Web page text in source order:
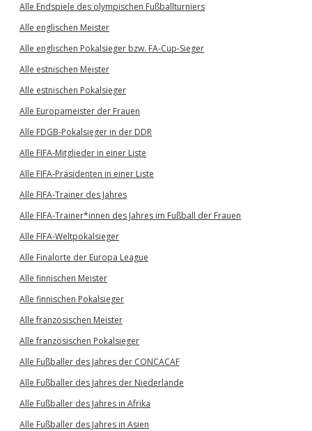
Alle Endspiele des olympischen Fußballturniers
Alle englischen Meister
Alle englischen Pokalsieger bzw. FA-Cup-Sieger
Alle estnischen Meister
Alle estnischen Pokalsieger
Alle Europameister der Frauen
Alle FDGB-Pokalsieger in der DDR
Alle FIFA-Mitglieder in einer Liste
Alle FIFA-Präsidenten in einer Liste
Alle FIFA-Trainer des Jahres
Alle FIFA-Trainer*innen des Jahres im Fußball der Frauen
Alle FIFA-Weltpokalsieger
Alle Finalorte der Europa League
Alle finnischen Meister
Alle finnischen Pokalsieger
Alle französischen Meister
Alle französischen Pokalsieger
Alle Fußballer des Jahres der CONCACAF
Alle Fußballer des Jahres der Niederlande
Alle Fußballer des Jahres in Afrika
Alle Fußballer des Jahres in Asien